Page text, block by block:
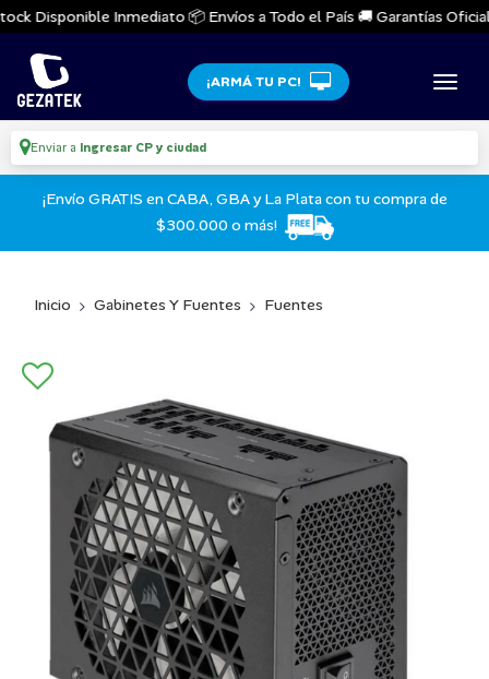
Disponible Inmediato 📦 Envíos a Todo el País 🚚 Garantías
¡ARMÁ TU PC!
Enviar a Ingresar CP y ciudad
¡Envío GRATIS en CABA, GBA y La Plata con tu compra de
$300.000 o más!
Inicio Gabinetes Y Fuentes Fuentes